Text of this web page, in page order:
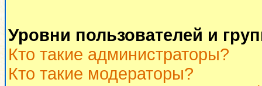
Уровни пользователей и
Кто такие администраторы?
Кто такие модераторы?